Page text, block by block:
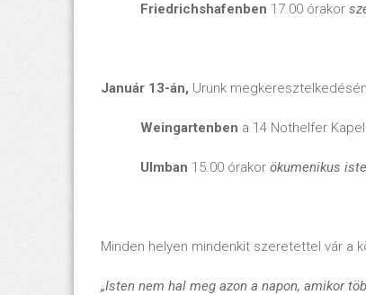
Friedrichshafenben 17.00 órakor
Január 13-án, Urunk
Weingartenben a 14 Nothelfer
Ulmban 15.00 órakor ökumenikus
Minden helyen mindenkit szeretettel vár a
„Isten nem hal meg azon a napon, amikor